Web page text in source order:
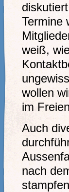
Termine
weiß,
wollen
im
Auch
nach